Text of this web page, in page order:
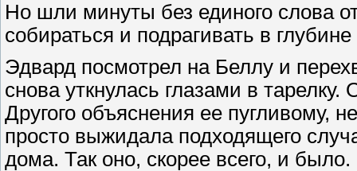
Но шли минуты без единого слова
собираться и подрагивать в
Эдвард посмотрел на Беллу и
снова уткнулась глазами в
Другого объяснения ее пугливому,
просто выжидала подходящего
дома. Так оно, скорее всего, и было.